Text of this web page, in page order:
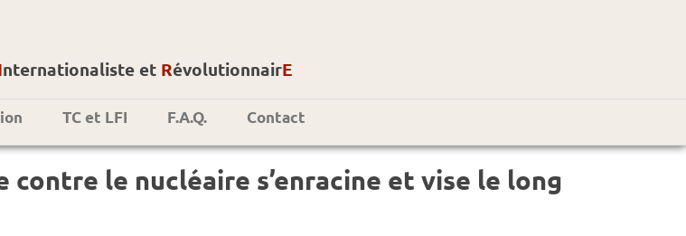
nternationaliste et RévolutionnairE
TC et LFI F.A.Q. Contact
contre le nucléaire s’enracine et vise le long